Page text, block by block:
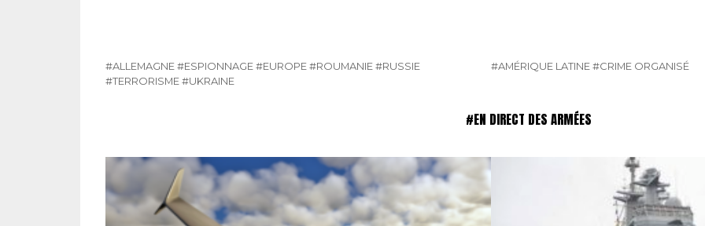
#ALLEMAGNE#ESPIONNAGE#EUROPE#ROUMANIE#RUSSIE
#TERRORISME#UKRAINE
#AMÉRIQUE LATINE#CRIME ORGANISÉ
#EN DIRECT DES ARMÉES